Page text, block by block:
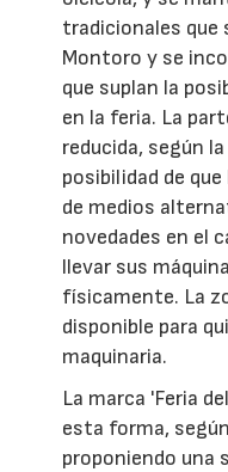
tradicionales que
Montoro y se
que suplan la
en la feria. La
reducida, según
posibilidad de
de medios
novedades en el
llevar sus
físicamente. La
disponible para
maquinaria.
La marca 'Feria
esta forma,
proponiendo una